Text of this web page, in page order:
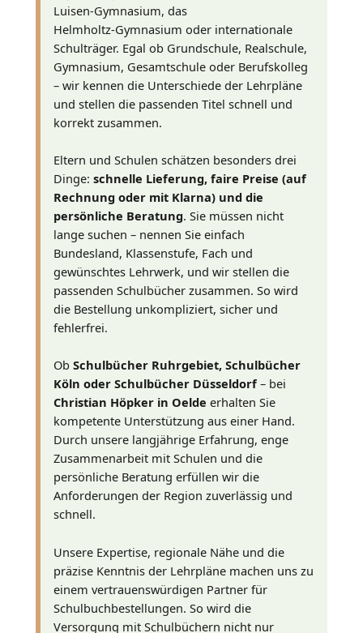
Luisen‑Gymnasium, das
Helmholtz‑Gymnasium oder internationale
Schulträger. Egal ob Grundschule, Realschule,
Gymnasium, Gesamtschule oder Berufskolleg
– wir kennen die Unterschiede der Lehrpläne
und stellen die passenden Titel schnell und
korrekt zusammen.
Eltern und Schulen schätzen besonders drei
Dinge: schnelle Lieferung, faire Preise (auf
Rechnung oder mit Klarna) und die
persönliche Beratung. Sie müssen nicht
lange suchen – nennen Sie einfach
Bundesland, Klassenstufe, Fach und
gewünschtes Lehrwerk, und wir stellen die
passenden Schulbücher zusammen. So wird
die Bestellung unkompliziert, sicher und
fehlerfrei.
Ob Schulbücher Ruhrgebiet, Schulbücher
Köln oder Schulbücher Düsseldorf– bei
Christian Höpker in Oelde erhalten Sie
kompetente Unterstützung aus einer Hand.
Durch unsere langjährige Erfahrung, enge
Zusammenarbeit mit Schulen und die
persönliche Beratung erfüllen wir die
Anforderungen der Region zuverlässig und
schnell.
Unsere Expertise, regionale Nähe und die
präzise Kenntnis der Lehrpläne machen uns zu
einem vertrauenswürdigen Partner für
Schulbuchbestellungen. So wird die
Versorgung mit Schulbüchern nicht nur